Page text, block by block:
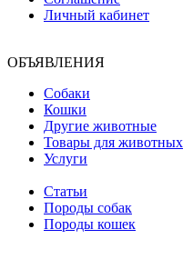
Личный кабинет
ОБЪЯВЛЕНИЯ
Собаки
Кошки
Другие животные
Товары для животных
Услуги
Статьи
Породы собак
Породы кошек